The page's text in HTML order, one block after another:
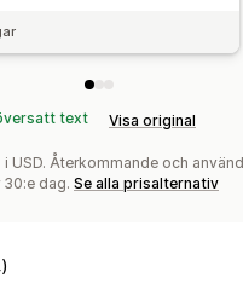
text Visa original
USD. Återkommande och
dag. Se alla prisalternativ